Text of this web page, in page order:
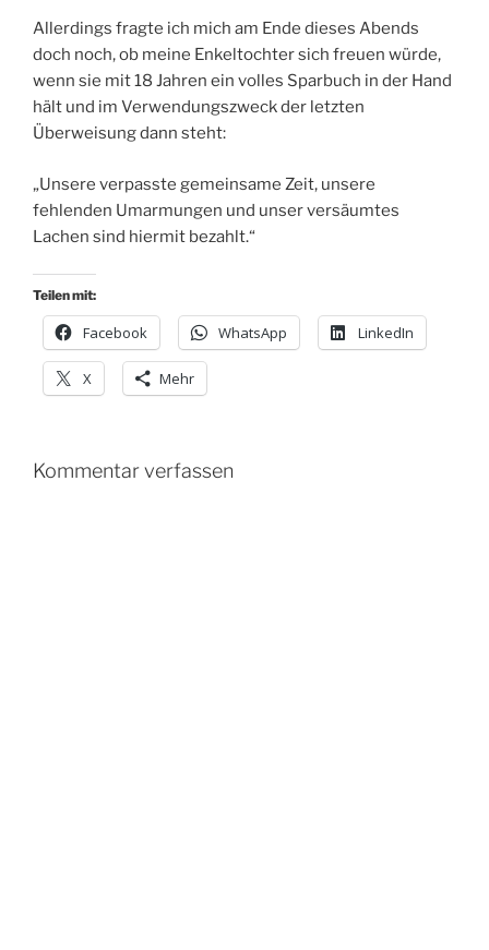
Allerdings fragte ich mich am Ende dieses Abends
doch noch, ob meine Enkeltochter sich freuen würde,
wenn sie mit 18 Jahren ein volles Sparbuch in der Hand
hält und im Verwendungszweck der letzten
Überweisung dann steht:
„Unsere verpasste gemeinsame Zeit, unsere
fehlenden Umarmungen und unser versäumtes
Lachen sind hiermit bezahlt.“
Teilen mit:
Facebook WhatsApp LinkedIn
X Mehr
Kommentar verfassen